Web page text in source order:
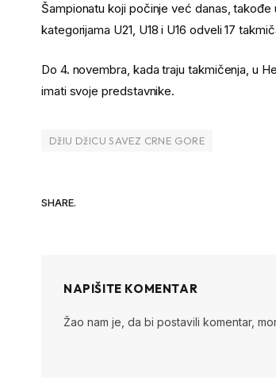
Šampionatu koji počinje već danas,
kategorijama U21, U18 i U16 odveli 17
Do 4. novembra, kada traju takmičenja, u
imati svoje predstavnike.
DžIU DžICU SAVEZ CRNE GORE
SHARE.
NAPIŠITE KOMENTAR
Žao nam je, da bi postavili komentar,